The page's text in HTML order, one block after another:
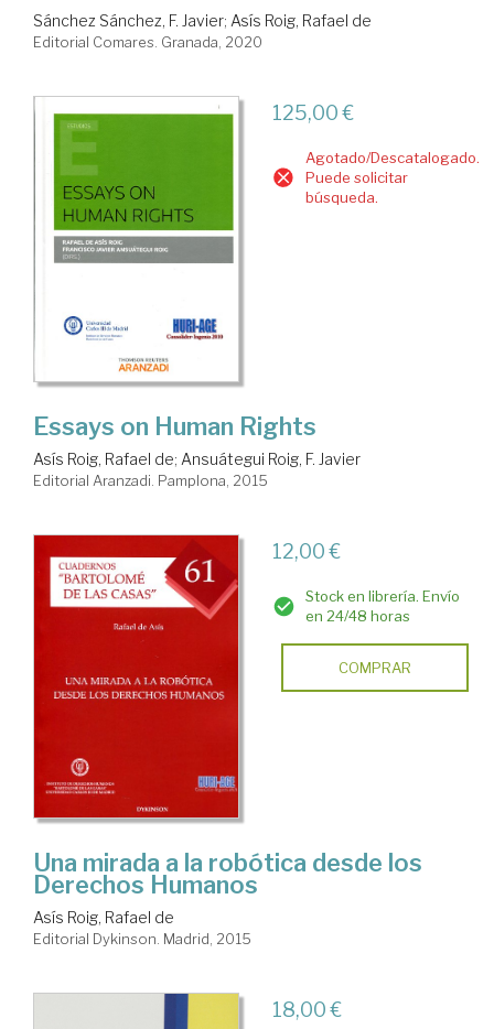
Sánchez Sánchez, F. Javier; Asís Roig, Rafael de
Editorial Comares. Granada, 2020
125,00 €
Agotado/Descatalogado.
Puede solicitar
búsqueda.
Essays on Human Rights
Asís Roig, Rafael de; Ansuátegui Roig, F. Javier
Editorial Aranzadi. Pamplona, 2015
12,00 €
Stock en librería. Envío
en 24/48 horas
COMPRAR
Una mirada a la robótica desde los
Derechos Humanos
Asís Roig, Rafael de
Editorial Dykinson. Madrid, 2015
18,00 €